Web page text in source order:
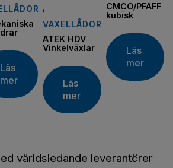
Läs
mer
VÄXELLÅDOR
ATEK HDV
Vinkelväxlar
Läs
mer
CMCO/PFAFF
kubisk
Läs
mer
världsledande leverantörer